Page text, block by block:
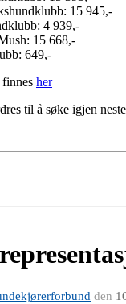
15 945,-
4 939,-
15 668,-
649,-
her
til å søke igjen
den